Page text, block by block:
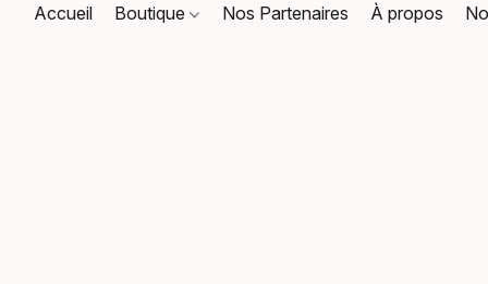
Accueil Boutique Nos Partenaires À propos